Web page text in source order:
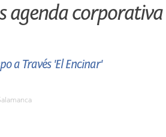
agenda corporativa
a Través 'El Encinar'